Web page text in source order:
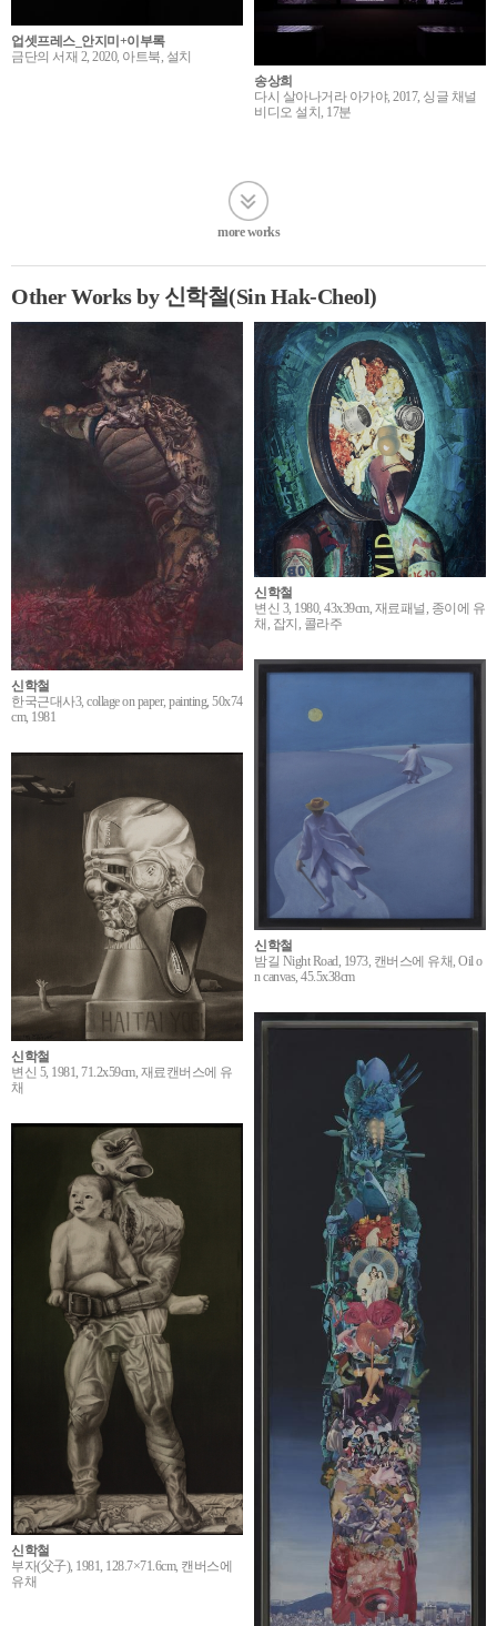
업셋프레스_안지미+이부록
금단의 서재 2, 2020, 아트북, 설치
송상희
다시 살아나거라 아가야, 2017, 싱글 채널
비디오 설치, 17분
more works
Other Works by 신학철(Sin Hak-Cheol)
신학철
한국근대사3, collage on paper, painting, 50x74
cm, 1981
신학철
변신 3, 1980, 43x39cm, 재료패널, 종이에 유
채, 잡지, 콜라주
신학철
밤길 Night Road, 1973, 캔버스에 유채, Oil o
n canvas, 45.5x38cm
신학철
변신 5, 1981, 71.2x59cm, 재료캔버스에 유
채
신학철
부자(父子), 1981, 128.7×71.6cm, 캔버스에
유채